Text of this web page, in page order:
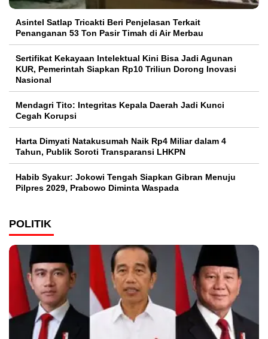
Asintel Satlap Tricakti Beri Penjelasan Terkait
Penanganan 53 Ton Pasir Timah di Air Merbau
Sertifikat Kekayaan Intelektual Kini Bisa Jadi Agunan
KUR, Pemerintah Siapkan Rp10 Triliun Dorong Inovasi
Nasional
Mendagri Tito: Integritas Kepala Daerah Jadi Kunci
Cegah Korupsi
Harta Dimyati Natakusumah Naik Rp4 Miliar dalam 4
Tahun, Publik Soroti Transparansi LHKPN
Habib Syakur: Jokowi Tengah Siapkan Gibran Menuju
Pilpres 2029, Prabowo Diminta Waspada
POLITIK